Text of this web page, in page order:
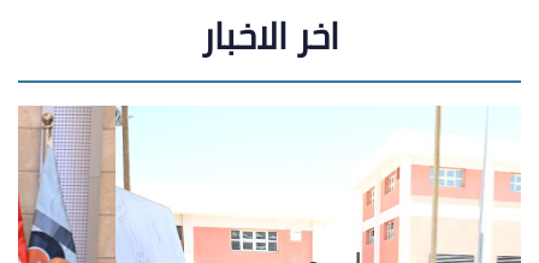
اخر الاخبار